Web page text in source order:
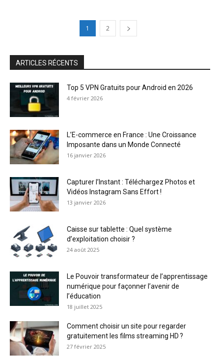
1 2
ARTICLES RÉCENTS
Top 5 VPN Gratuits pour Android en 2026
4 février 2026
L’E-commerce en France : Une Croissance
Imposante dans un Monde Connecté
16 janvier 2026
Capturer l’Instant : Téléchargez Photos et
Vidéos Instagram Sans Effort !
13 janvier 2026
Caisse sur tablette : Quel système
d’exploitation choisir ?
24 août 2025
Le Pouvoir transformateur de l’apprentissage
numérique pour façonner l’avenir de
l’éducation
18 juillet 2025
Comment choisir un site pour regarder
gratuitement les films streaming HD ?
27 février 2025